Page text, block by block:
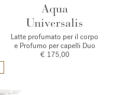
Aqua
Universalis
Latte profumato per il corpo
e Profumo per capelli Duo
€ 175,00